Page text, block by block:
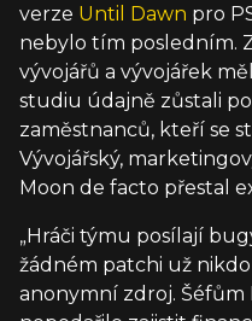
verze Until Dawn pro
nebylo tím posledním.
vývojářů a vývojářek
studiu údajně zůstali
zaměstnanců, kteří se
Vývojářský,
Moon de facto přestal
„Hráči týmu posílají
žádném patchi už nikdo
anonymní zdroj. Šéfům